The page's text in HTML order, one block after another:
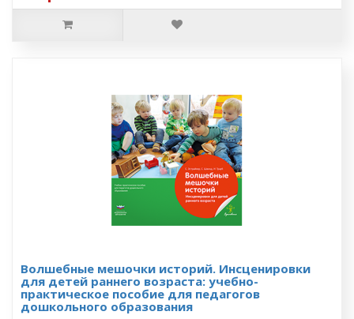
Волшебные мешочки историй. Инсценировки
для детей раннего возраста: учебно-
практическое пособие для педагогов
дошкольного образования